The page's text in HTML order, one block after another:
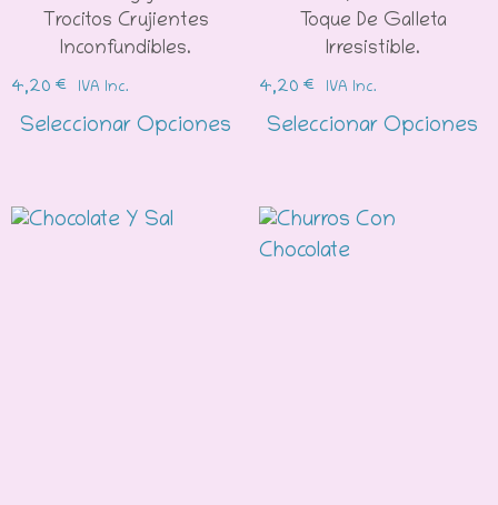
Trocitos Crujientes
Inconfundibles.
4,20 € IVA Inc.
Seleccionar Opciones
Toque De Galleta
Irresistible.
4,20 € IVA Inc.
Seleccionar Opciones